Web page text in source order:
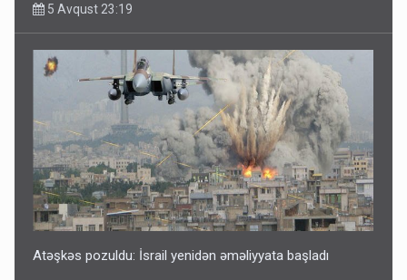
5 Avqust 23:19
Atəşkəs pozuldu: İsrail yenidən əməliyyata başladı